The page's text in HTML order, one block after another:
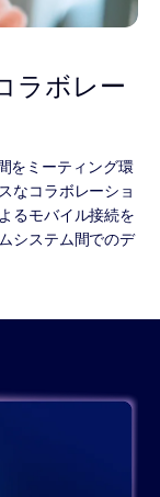
ラボレー
をミーティング環
なコラボレーショ
るモバイル接続を
システム間でのデ